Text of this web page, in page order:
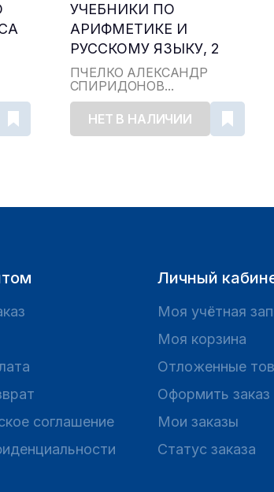
УЧЕБНИКИ ПО
АРИФМЕТИКЕ И
РУССКОМУ ЯЗЫКУ, 2
КЛАСС...
ПЧЁЛКО АЛЕКСАНДР
СПИРИДОНОВ...
НЕТ В НАЛИЧИИ
соглашение
Личный
Моя учётная
Моя корзина
Отложенные
Оформить заказ
Мои заказы
Статус заказа